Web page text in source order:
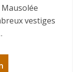
vestiges